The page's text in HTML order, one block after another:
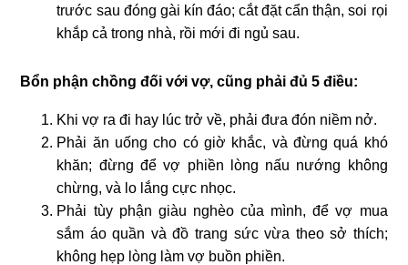
trước sau đóng gài kín đáo; cắt đặt cẩn thận, soi rọi
khắp cả trong nhà, rồi mới đi ngủ sau.
Bổn phận chồng đối với vợ, cũng phải đủ 5 điều:
Khi vợ ra đi hay lúc trở về, phải đưa đón niềm nở.
Phải ăn uống cho có giờ khắc, và đừng quá khó
khăn; đừng để vợ phiền lòng nấu nướng không
chừng, và lo lắng cực nhọc.
Phải tùy phận giàu nghèo của mình, để vợ mua
sắm áo quần và đồ trang sức vừa theo sở thích;
không hẹp lòng làm vợ buồn phiền.